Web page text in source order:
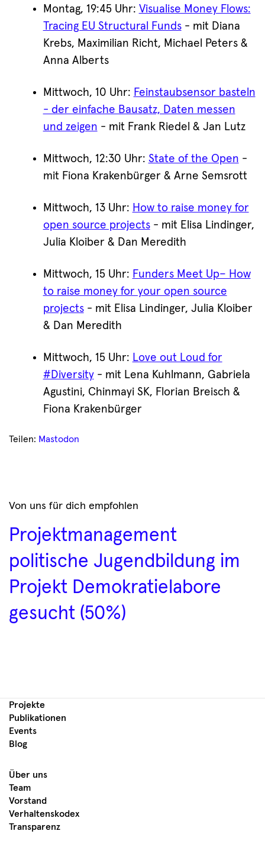
Montag, 19:45 Uhr: Visualise Money Flows:
Tracing EU Structural Funds- mit Diana
Krebs, Maximilian Richt, Michael Peters &
Anna Alberts
Mittwoch, 10 Uhr: Feinstaubsensor basteln
- der einfache Bausatz, Daten messen
und zeigen - mit Frank Riedel & Jan Lutz
Mittwoch, 12:30 Uhr: State of the Open -
mit Fiona Krakenbürger & Arne Semsrott
Mittwoch, 13 Uhr: How to raise money for
open source projects- mit Elisa Lindinger,
Julia Kloiber & Dan Meredith
Mittwoch, 15 Uhr: Funders Meet Up– How
to raise money for your open source
projects- mit Elisa Lindinger, Julia Kloiber
& Dan Meredith
Mittwoch, 15 Uhr: Love out Loud for
#Diversity- mit Lena Kuhlmann, Gabriela
Agustini, Chinmayi SK, Florian Breisch &
Fiona Krakenbürger
Teilen: Mastodon
Von uns für dich empfohlen
Projektmanagement
politische Jugendbildung im
Projekt Demokratielabore
gesucht (50%)
Projekte
Publikationen
Events
Blog
Über uns
Team
Vorstand
Verhaltenskodex
Transparenz